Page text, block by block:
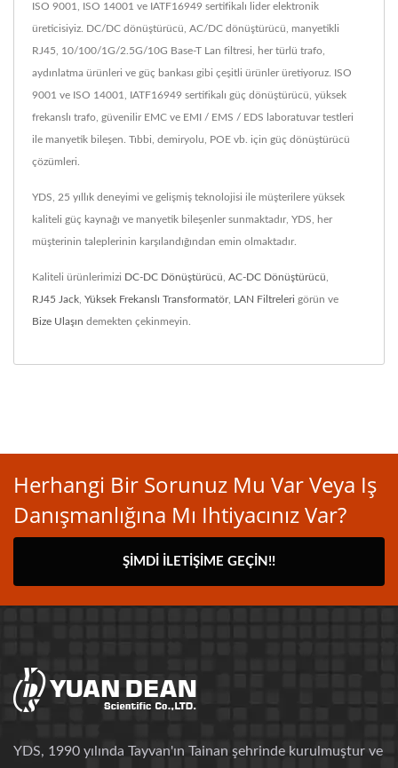
ISO 9001, ISO 14001 ve IATF16949 sertifikalı lider elektronik
üreticisiyiz. DC/DC dönüştürücü, AC/DC dönüştürücü, manyetikli
RJ45, 10/100/1G/2.5G/10G Base-T Lan filtresi, her türlü trafo,
aydınlatma ürünleri ve güç bankası gibi çeşitli ürünler üretiyoruz. ISO
9001 ve ISO 14001, IATF16949 sertifikalı güç dönüştürücü, yüksek
frekanslı trafo, güvenilir EMC ve EMI / EMS / EDS laboratuvar testleri
ile manyetik bileşen. Tıbbi, demiryolu, POE vb. için güç dönüştürücü
çözümleri.
YDS, 25 yıllık deneyimi ve gelişmiş teknolojisi ile müşterilere yüksek
kaliteli güç kaynağı ve manyetik bileşenler sunmaktadır, YDS, her
müşterinin taleplerinin karşılandığından emin olmaktadır.
Kaliteli ürünlerimizi DC-DC Dönüştürücü AC-DC Dönüştürücü
RJ45 Jack Yüksek Frekanslı Transformatör, LAN Filtreleri görün ve
Bize Ulaşın demekten çekinmeyin.
Herhangi Bir Sorunuz Mu Var Veya Iş
Danışmanlığına Mı Ihtiyacınız Var?
ŞIMDI İLETIŞIME GEÇIN!!
YDS, 1990 yılında Tayvan'ın Tainan şehrinde kurulmuştur ve